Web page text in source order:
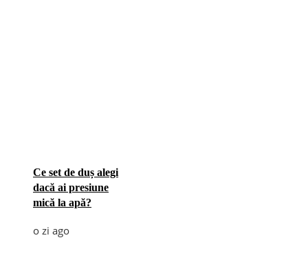
Ce set de duș alegi
dacă ai presiune
mică la apă?
o zi ago